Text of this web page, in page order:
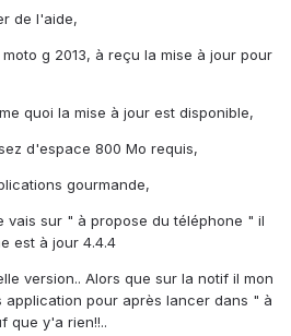
de l'aide,
g 2013, à reçu la mise à jour pour
quoi la mise à jour est disponible,
d'espace 800 Mo requis,
gourmande,
vais sur " à propose du téléphone " il
est à jour 4.4.4
version.. Alors que sur la notif il mon
application pour après lancer dans " à
que y'a rien!!..